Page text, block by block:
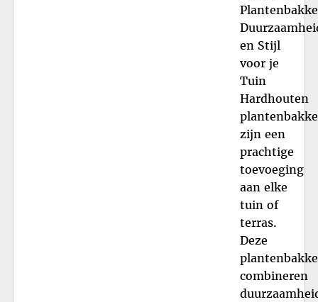
en Stijl
voor je
Tuin
Hardhouten
zijn een
prachtige
toevoeging
aan elke
tuin of
terras.
Deze
combineren